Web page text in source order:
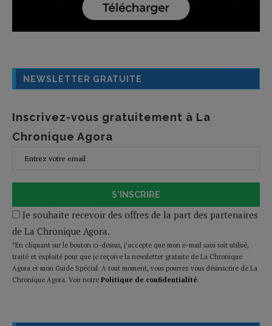
NEWSLETTER GRATUITE
Inscrivez-vous gratuitement à La
Chronique Agora
S'INSCRIRE
Je souhaite recevoir des offres de la part des partenaires
de La Chronique Agora.
*En cliquant sur le bouton ci-dessus, j’accepte que mon e-mail saisi soit utilisé,
traité et exploité pour que je reçoive la newsletter gratuite de La Chronique
Agora et mon Guide Spécial. A tout moment, vous pourrez vous désinscrire de La
Chronique Agora. Voir notre Politique de confidentialité.